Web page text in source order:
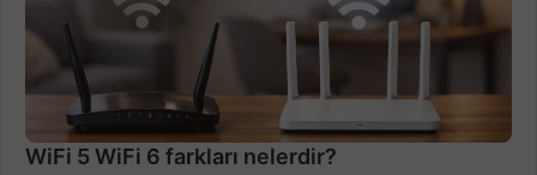
WiFi 5 WiFi 6 farkları nelerdir?